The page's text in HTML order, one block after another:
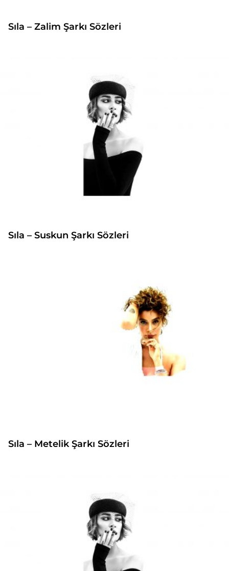
Sıla – Zalim Şarkı Sözleri
Sıla – Suskun Şarkı Sözleri
Sıla – Metelik Şarkı Sözleri